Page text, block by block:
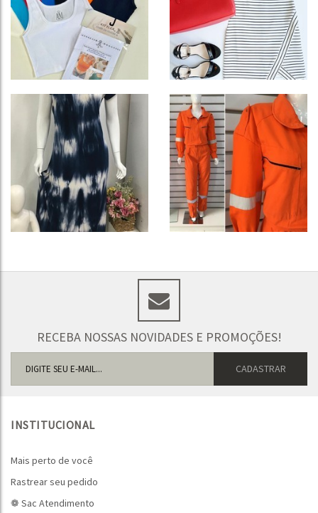
RECEBA NOSSAS NOVIDADES E PROMOÇÕES!
INSTITUCIONAL
Mais perto de você
Rastrear seu pedido
❁ Sac Atendimento